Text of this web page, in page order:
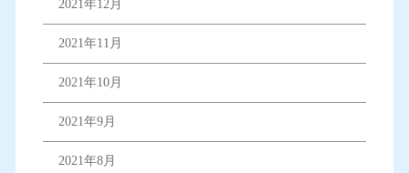
2021年12月
2021年11月
2021年10月
2021年9月
2021年8月